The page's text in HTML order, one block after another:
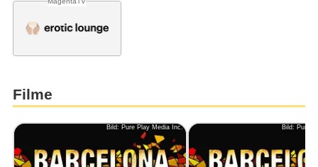
Filme
Bild: Pure Play Media Inc. Bild: Pure